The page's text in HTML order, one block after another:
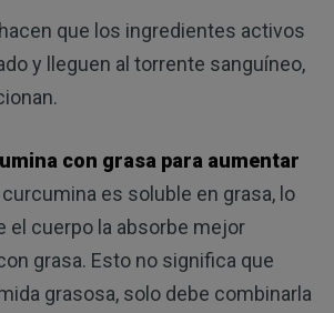
que los ingredientes activos
y lleguen al torrente sanguíneo,
con grasa para aumentar
curcumina es soluble en grasa, lo
el cuerpo la absorbe mejor
grasa. Esto no significa que
grasosa, solo debe combinarla